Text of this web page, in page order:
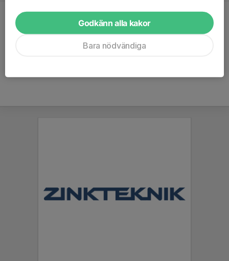
Position
Libero
Godkänn alla kakor
Bara nödvändiga